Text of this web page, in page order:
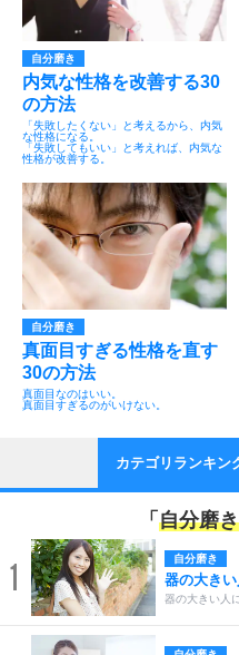
自分磨き
内気な性格を改善する30
の方法
「失敗したくない」と考えるから、内気
な性格になる。
「失敗してもいい」と考えれば、内気な
性格が改善する。
自分磨き
真面目すぎる性格を直す
30の方法
真面目なのはいい。
真面目すぎるのがいけない。
カテゴリランキン
「 自分磨き
1 自分磨き
器の大きい
器の大きい人